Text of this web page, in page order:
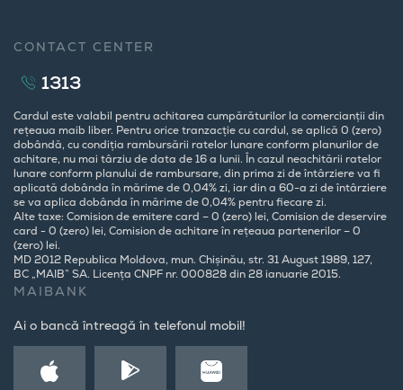
CONTACT CENTER
1313
Cardul este valabil pentru achitarea cumpărăturilor la comercianții din
rețeaua maib liber. Pentru orice tranzacție cu cardul, se aplică 0 (zero)
dobândă, cu condiția rambursării ratelor lunare conform planurilor de
achitare, nu mai târziu de data de 16 a lunii. În cazul neachitării ratelor
lunare conform planului de rambursare, din prima zi de întârziere va fi
aplicată dobânda în mărime de 0,04% zi, iar din a 60-a zi de întârziere
se va aplica dobânda în mărime de 0,04% pentru fiecare zi.
Alte taxe: Comision de emitere card – 0 (zero) lei, Comision de deservire
card - 0 (zero) lei, Comision de achitare în rețeaua partenerilor – 0
(zero) lei.
MD 2012 Republica Moldova, mun. Chișinău, str. 31 August 1989, 127,
BC „MAIB” SA. Licența CNPF nr. 000828 din 28 ianuarie 2015.
MAIBANK
Ai o bancă întreagă în telefonul mobil!